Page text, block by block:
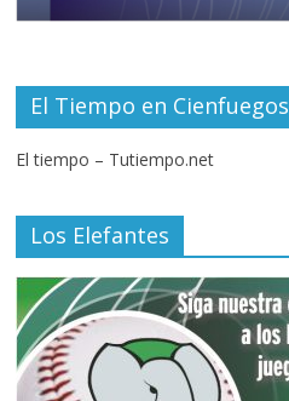
El Tiempo en Cienfuegos
El tiempo – Tutiempo.net
Los Elefantes